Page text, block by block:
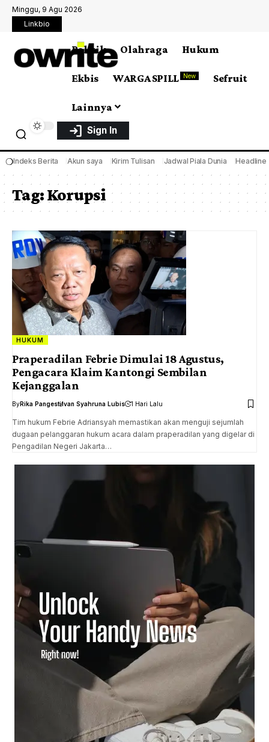
Minggu, 9 Agu 2026
Linkbio
Politik Olahraga Hukum
Ekbis WARGA SPILL New Sefruit
Lainnya
Sign In
❍Indeks Berita Akun saya Kirim Tulisan Jadwal Piala Dunia Headline
Tag:Korupsi
HUKUM
Praperadilan Febrie Dimulai 18 Agustus,
Pengacara Klaim Kantongi Sembilan
Kejanggalan
ByRika PangestiIvan Syahruna Lubis 1 Hari Lalu
Tim hukum Febrie Adriansyah memastikan akan menguji sejumlah
dugaan pelanggaran hukum acara dalam praperadilan yang digelar di
Pengadilan Negeri Jakarta…